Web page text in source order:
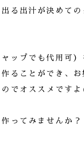
る出汁が決めて
ップでも代用可
ることができ、
のでオススメです
ってみませんか？